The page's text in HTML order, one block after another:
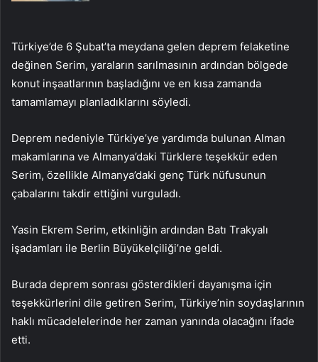
Türkiye’de 6 Şubat’ta meydana gelen deprem felaketine
değinen Serim, yaraların sarılmasının ardından bölgede
konut inşaatlarının başladığını ve en kısa zamanda
tamamlamayı planladıklarını söyledi.
Deprem nedeniyle Türkiye’ye yardımda bulunan Alman
makamlarına ve Almanya’daki Türklere teşekkür eden
Serim, özellikle Almanya’daki genç Türk nüfusunun
çabalarını takdir ettiğini vurguladı.
Yasin Ekrem Serim, etkinliğin ardından Batı Trakyalı
işadamları ile Berlin Büyükelçiliği’ne geldi.
Burada deprem sonrası gösterdikleri dayanışma için
teşekkürlerini dile getiren Serim, Türkiye’nin soydaşlarının
haklı mücadelelerinde her zaman yanında olacağını ifade
etti.